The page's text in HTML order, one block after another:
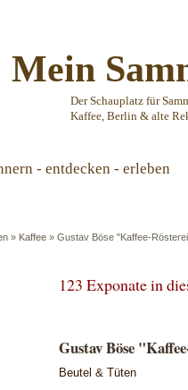
Mein
Der Schauplatz für
Kaffee, Berlin & alte
- entdecken - erleben
» Kaffee » Gustav Böse "Kaffee-
123 Exponate in
Gustav Böse
Beutel & Tüten